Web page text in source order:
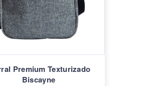
Premium Texturizado
Biscayne